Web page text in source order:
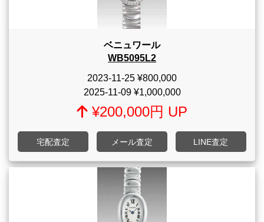
ベニュワール
WB5095L2
2023-11-25 ¥800,000
2025-11-09¥1,000,000
¥200,000円 UP
宅配査定 メール査定 LINE査定